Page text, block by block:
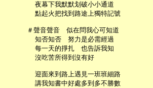
     夜幕下我默默划破小小通道
     點起火把找到路途上獨特記號
   ＃聲音聲音　似在問我心可知道
     知否知否　努力是必需經過
     每一天的掙扎　也告訴我知
     沒吃苦所得到沒有好
     迎面來到路上遇見一班班細路
     講我知書中好處多到多不勝數